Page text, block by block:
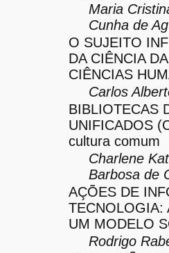
Maria
Cunha de
O SUJEITO
DA CIÊNCIA
CIÊNCIAS
Carlos
BIBLIOTECAS
UNIFICADOS
cultura comum
Charlene
Barbosa de
AÇÕES DE
TECNOLOGIA:
UM MODELO
Rodrigo